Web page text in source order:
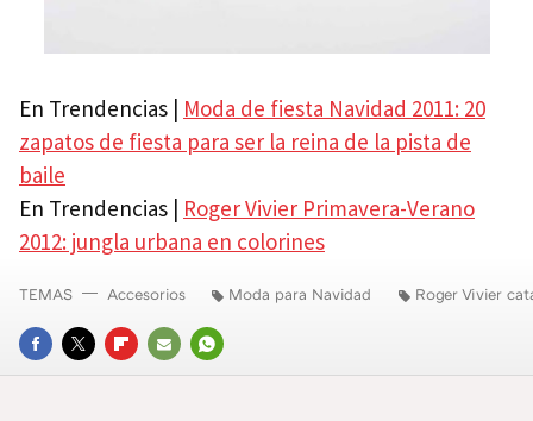
En Trendencias | Moda de fiesta Navidad 2011: 20
zapatos de fiesta para ser la reina de la pista de
baile
En Trendencias | Roger Vivier Primavera-Verano
2012: jungla urbana en colorines
FACEBOOK
TWITTERFLIPBOARD
E-
WHATSAPP
TEMAS Accesorios Moda para Navidad Roger Vivier